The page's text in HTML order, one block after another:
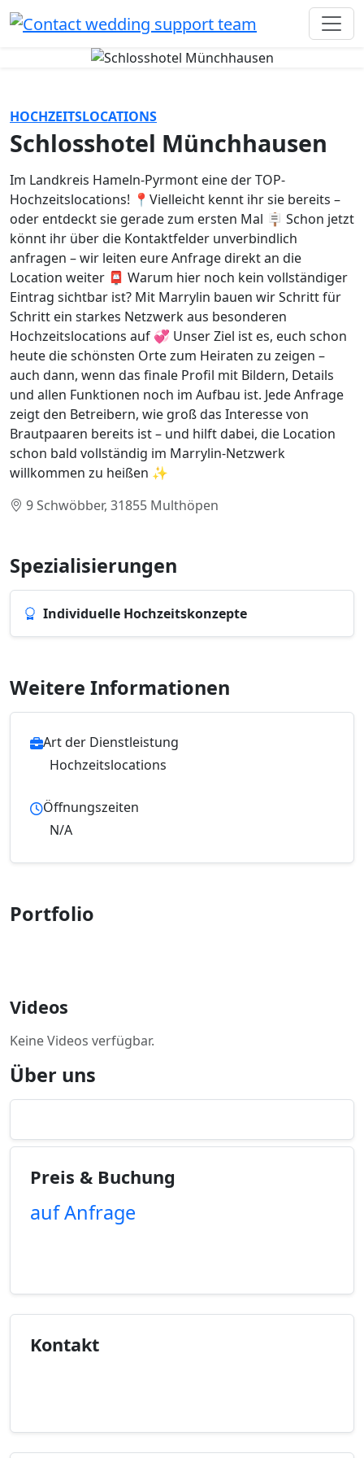
HOCHZEITSLOCATIONS
Schlosshotel Münchhausen
Im Landkreis Hameln-Pyrmont eine der TOP-
Hochzeitslocations! 📍Vielleicht kennt ihr sie bereits –
oder entdeckt sie gerade zum ersten Mal 🪧 Schon jetzt
könnt ihr über die Kontaktfelder unverbindlich
anfragen – wir leiten eure Anfrage direkt an die
Location weiter 📮 Warum hier noch kein vollständiger
Eintrag sichtbar ist? Mit Marrylin bauen wir Schritt für
Schritt ein starkes Netzwerk aus besonderen
Hochzeitslocations auf 💞 Unser Ziel ist es, euch schon
heute die schönsten Orte zum Heiraten zu zeigen –
auch dann, wenn das finale Profil mit Bildern, Details
und allen Funktionen noch im Aufbau ist. Jede Anfrage
zeigt den Betreibern, wie groß das Interesse von
Brautpaaren bereits ist – und hilft dabei, die Location
schon bald vollständig im Marrylin-Netzwerk
willkommen zu heißen ✨
9 Schwöbber, 31855 Multhöpen
Spezialisierungen
Individuelle Hochzeitskonzepte
Weitere Informationen
Art der Dienstleistung
Hochzeitslocations
Öffnungszeiten
N/A
Portfolio
Videos
Keine Videos verfügbar.
Über uns
Preis & Buchung
auf Anfrage
Kontakt